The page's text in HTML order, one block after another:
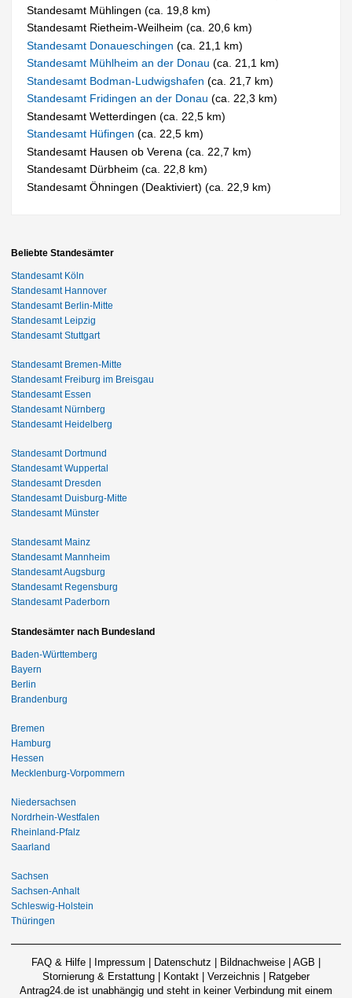
Standesamt Mühlingen (ca. 19,8 km)
Standesamt Rietheim-Weilheim (ca. 20,6 km)
Standesamt Donaueschingen(ca. 21,1 km)
Standesamt Mühlheim an der Donau(ca. 21,1 km)
Standesamt Bodman-Ludwigshafen(ca. 21,7 km)
Standesamt Fridingen an der Donau(ca. 22,3 km)
Standesamt Wetterdingen (ca. 22,5 km)
Standesamt Hüfingen(ca. 22,5 km)
Standesamt Hausen ob Verena (ca. 22,7 km)
Standesamt Dürbheim (ca. 22,8 km)
Standesamt Öhningen (Deaktiviert) (ca. 22,9 km)
Beliebte Standesämter
Standesamt Köln
Standesamt Hannover
Standesamt Berlin-Mitte
Standesamt Leipzig
Standesamt Stuttgart
Standesamt Bremen-Mitte
Standesamt Freiburg im Breisgau
Standesamt Essen
Standesamt Nürnberg
Standesamt Heidelberg
Standesamt Dortmund
Standesamt Wuppertal
Standesamt Dresden
Standesamt Duisburg-Mitte
Standesamt Münster
Standesamt Mainz
Standesamt Mannheim
Standesamt Augsburg
Standesamt Regensburg
Standesamt Paderborn
Standesämter nach Bundesland
Baden-Württemberg
Bayern
Berlin
Brandenburg
Bremen
Hamburg
Hessen
Mecklenburg-Vorpommern
Niedersachsen
Nordrhein-Westfalen
Rheinland-Pfalz
Saarland
Sachsen
Sachsen-Anhalt
Schleswig-Holstein
Thüringen
FAQ & Hilfe Impressum Datenschutz Bildnachweise AGB
Stornierung & Erstattung
Kontakt Verzeichnis
Ratgeber
Antrag24.de ist unabhängig und steht in keiner Verbindung mit einem